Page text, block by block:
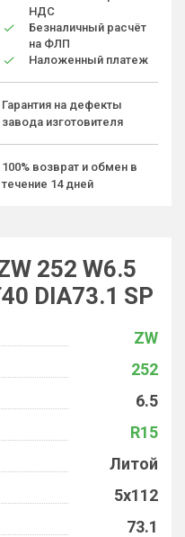
НДС
Безналичный расчёт
на ФЛП
Наложенный платеж
Гарантия на дефекты
завода изготовителя
100% возврат и обмен в
течение 14 дней
252 W6.5
DIA73.1 SP
ZW
252
6.5
R15
Литой
5x112
73.1